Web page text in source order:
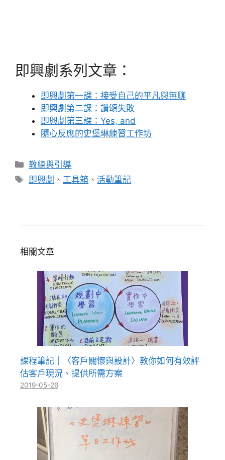
即興劇系列文章：
即興劇第一課：接受自己的平凡與無聊
即興劇第二課：讚頌失敗
即興劇第三課：Yes, and
隨心反應的史堡琳練習工作坊
分
類
教練與引導
標
即興劇 、 工具箱 、 活動筆記
相關文章
課程筆記｜〈客戶關懷與設計〉教你如何有效評
估客戶現況、提供所需方案
2019-05-26